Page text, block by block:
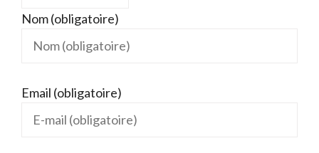
Nom (obligatoire)
Email (obligatoire)